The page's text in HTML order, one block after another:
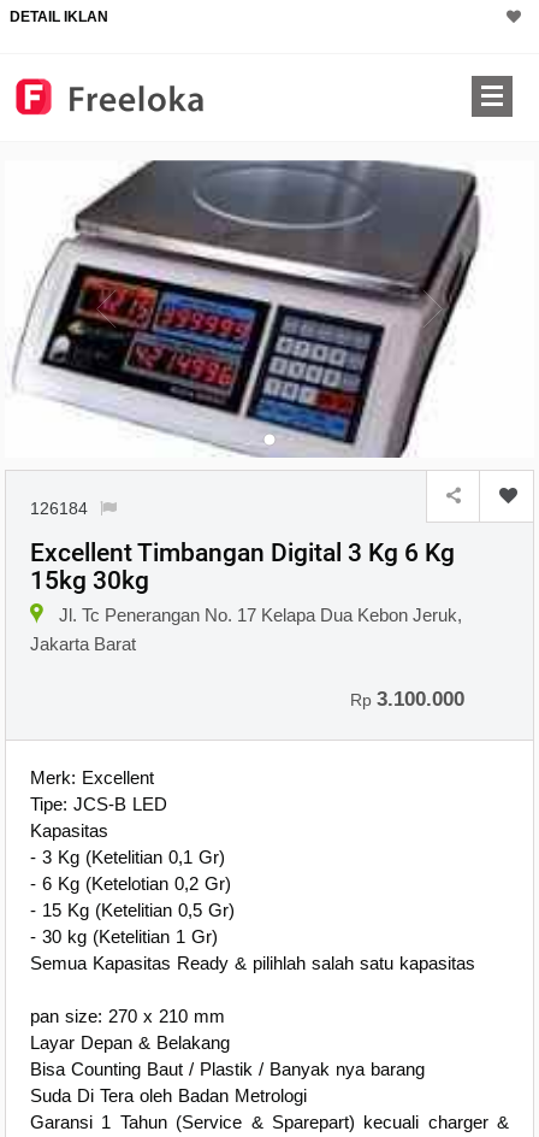
DETAIL IKLAN
126184
Excellent Timbangan Digital 3 Kg 6 Kg
15kg 30kg
Jl. Tc Penerangan No. 17 Kelapa Dua Kebon Jeruk,
Jakarta Barat
Rp3.100.000
Merk: Excellent
Tipe: JCS-B LED
Kapasitas
- 3 Kg (Ketelitian 0,1 Gr)
- 6 Kg (Ketelotian 0,2 Gr)
- 15 Kg (Ketelitian 0,5 Gr)
- 30 kg (Ketelitian 1 Gr)
Semua Kapasitas Ready & pilihlah salah satu kapasitas
pan size: 270 x 210 mm
Layar Depan & Belakang
Bisa Counting Baut / Plastik / Banyak nya barang
Suda Di Tera oleh Badan Metrologi
Garansi 1 Tahun (Service & Sparepart) kecuali charger &